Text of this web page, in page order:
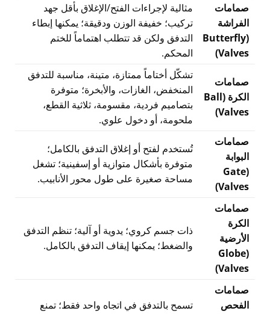
صمامات
الفراشة
(Butterfly
Valves)
مثالية لإجراءات الفتح/الإغلاق بأقل جهد
تركيب؛ خفيفة الوزن ودقيقة؛ يمكنها إبطاء
التدفق ولكن قد تتطلب اهتماماً للختم
المحكم.
صمامات
الكرة (Ball
Valves)
تشكّل أختاماً ممتازة، متينة، مناسبة للتدفق
المنخفض، الغازات، والأبخرة؛ متوفرة
بتصاميم فردية، مقسومة، ثلاثية القطع،
ملحومة، أو دخول علوي.
صمامات
البوابة
(Gate
Valves)
تُستخدم لفتح أو إغلاق التدفق بالكامل؛
متوفرة بأشكال متوازية أو إسفينية؛ تشغل
مساحة صغيرة على طول محور الأنابيب.
صمامات
الكرة
الأرضية
(Globe
Valves)
ذات جسم كروي؛ يدوية أو آلية؛ تنظم التدفق
والضغط؛ يمكنها إيقاف التدفق بالكامل.
صمامات
الفحص
تسمح بالتدفق في اتجاه واحد فقط؛ تمنع